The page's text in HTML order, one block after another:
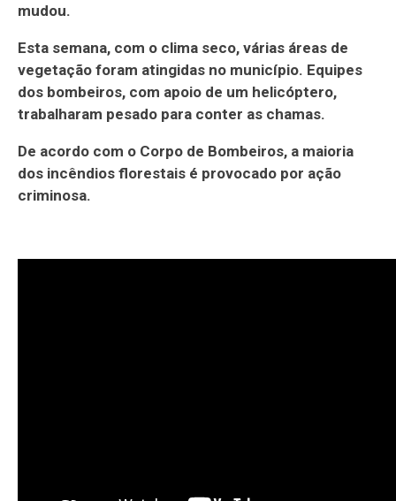
mudou.
Esta semana, com o clima seco, várias áreas de
vegetação foram atingidas no município. Equipes
dos bombeiros, com apoio de um helicóptero,
trabalharam pesado para conter as chamas.
De acordo com o Corpo de Bombeiros, a maioria
dos incêndios florestais é provocado por ação
criminosa.